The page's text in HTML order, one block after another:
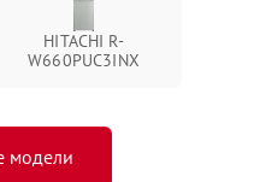
HITACHI R-
W660PUC3INX
модели